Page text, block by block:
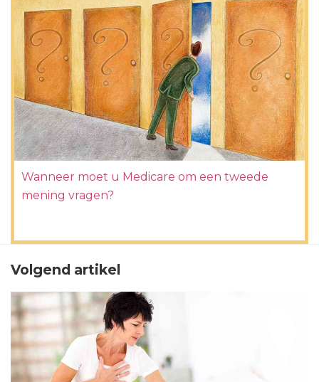
Wanneer moet u Medicare om een ​​tweede
mening vragen?
Volgend artikel